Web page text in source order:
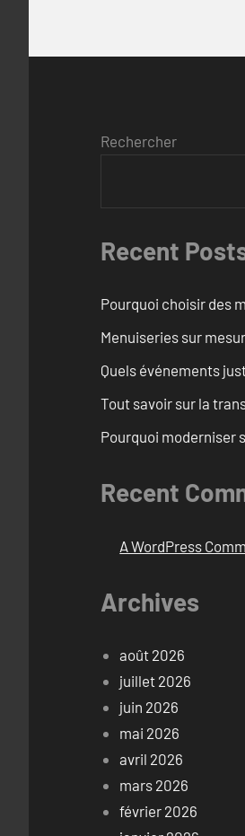
Rechercher
Recent
Pourquoi choisir des
Menuiseries sur
Quels événements
Tout savoir sur la
Pourquoi moderniser
Recent
A WordPress
Archives
août 2026
juillet 2026
juin 2026
mai 2026
avril 2026
mars 2026
février 2026